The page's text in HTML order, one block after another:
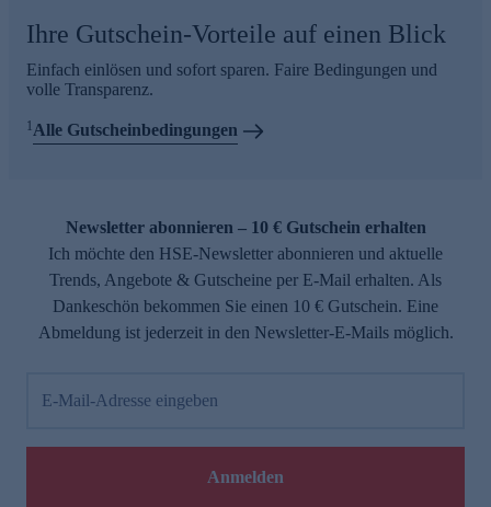
Ihre Gutschein-Vorteile auf einen Blick
Einfach einlösen und sofort sparen. Faire Bedingungen und
volle Transparenz.
1Alle Gutscheinbedingungen
Newsletter abonnieren – 10 € Gutschein erhalten
Ich möchte den HSE-Newsletter abonnieren und aktuelle
Trends, Angebote & Gutscheine per E-Mail erhalten. Als
Dankeschön bekommen Sie einen 10 € Gutschein. Eine
Abmeldung ist jederzeit in den Newsletter-E-Mails möglich.
E-Mail-Adresse eingeben
Anmelden